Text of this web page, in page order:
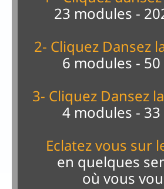
23 modules -
2- Cliquez Dansez
6 modules -
3- Cliquez Dansez
4 modules -
Eclatez vous sur
en quelques
où vous